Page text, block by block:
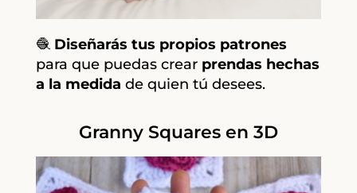
🧶 Diseñarás tus propios patrones
para que puedas crear prendas hechas
a la medida de quien tú desees.
Granny Squares en 3D